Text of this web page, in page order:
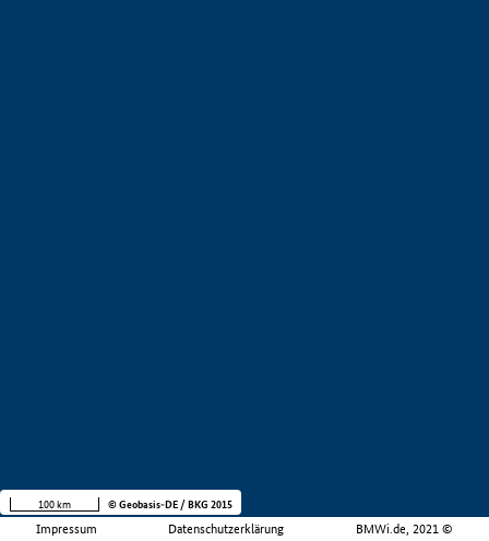
Impressum Datenschutzerklärung BMWi.de, 2021 ©
100 km © Geobasis-DE / BKG 2015